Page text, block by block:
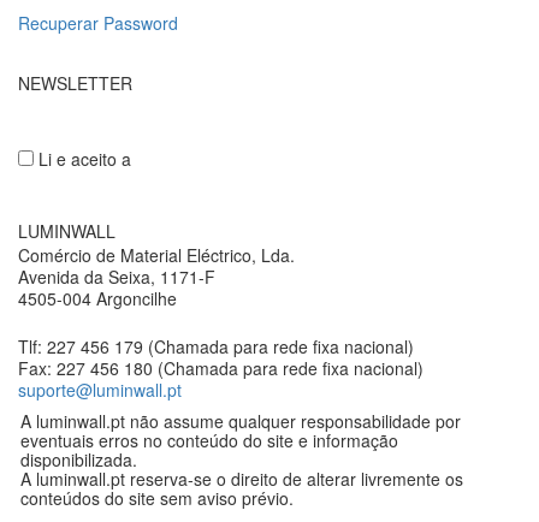
Recuperar Password
NEWSLETTER
Li e aceito a
LUMINWALL
Comércio de Material Eléctrico, Lda.
Avenida da Seixa, 1171-F
4505-004 Argoncilhe
Tlf: 227 456 179 (Chamada para rede fixa nacional)
Fax: 227 456 180 (Chamada para rede fixa nacional)
suporte@luminwall.pt
A luminwall.pt não assume qualquer responsabilidade por
eventuais erros no conteúdo do site e informação
disponibilizada.
A luminwall.pt reserva-se o direito de alterar livremente os
conteúdos do site sem aviso prévio.